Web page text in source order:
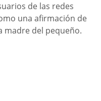
de las redes
una afirmación de
madre del pequeño.